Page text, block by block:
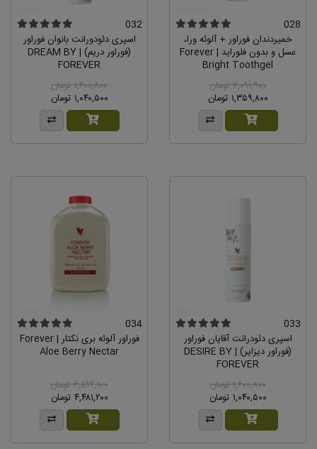
028
خمیردندان فوراور + آلوئه ورا،
عسل و بدون فلوراید | Forever
Bright Toothgel
۲,۰۹۱,۹۰۰ تومان
۱,۳۵۹,۸۰۰ تومان
032
اسپری دئودورانت بانوان فوراور
(فوراور دریم) | DREAM BY
FOREVER
۱,۶۰۰,۸۰۰ تومان
۱,۰۴۰,۵۰۰ تومان
033
اسپری دئودرانت آقایان فوراور
(فوراور دیزایر) | DESIRE BY
FOREVER
۱,۶۰۰,۸۰۰ تومان
۱,۰۴۰,۵۰۰ تومان
034
فوراور آلوئه بری نکتار | Forever
Aloe Berry Nectar
۶,۸۹۴,۱۰۰ تومان
۴,۴۸۱,۲۰۰ تومان